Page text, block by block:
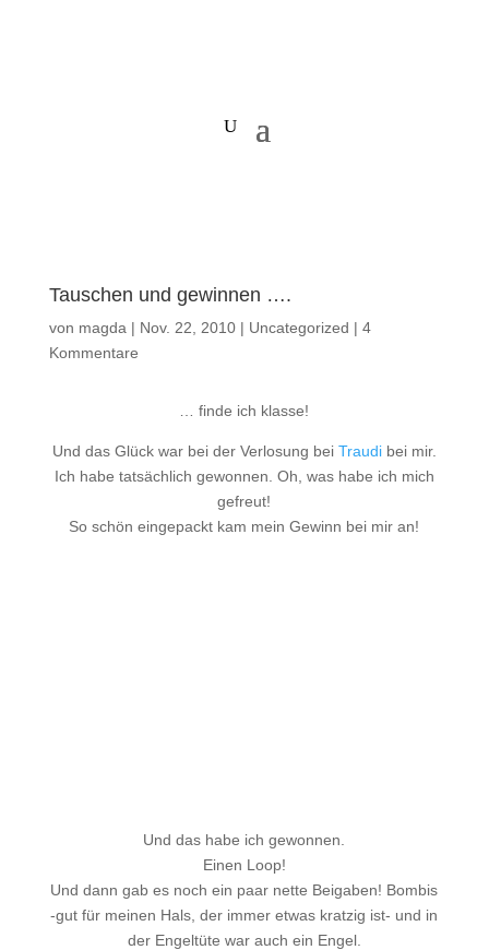
Tauschen und gewinnen ….
von magda | Nov. 22, 2010| Uncategorized | 4
Kommentare
… finde ich klasse!
Und das Glück war bei der Verlosung bei Traudibei mir.
Ich habe tatsächlich gewonnen. Oh, was habe ich mich
gefreut!
So schön eingepackt kam mein Gewinn bei mir an!
Und das habe ich gewonnen.
Einen Loop!
Und dann gab es noch ein paar nette Beigaben! Bombis
-gut für meinen Hals, der immer etwas kratzig ist- und in
der Engeltüte war auch ein Engel.